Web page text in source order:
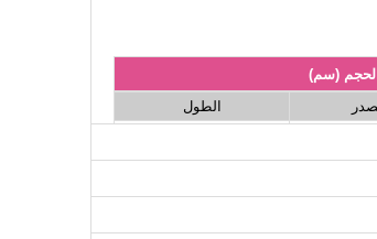
(سم)
الطول